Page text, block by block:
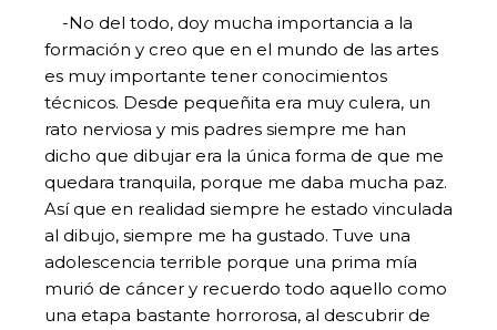
-No del todo, doy mucha importancia a la
formación y creo que en el mundo de las artes
es muy importante tener conocimientos
técnicos. Desde pequeñita era muy culera, un
rato nerviosa y mis padres siempre me han
dicho que dibujar era la única forma de que me
quedara tranquila, porque me daba mucha paz.
Así que en realidad siempre he estado vinculada
al dibujo, siempre me ha gustado. Tuve una
adolescencia terrible porque una prima mía
murió de cáncer y recuerdo todo aquello como
una etapa bastante horrorosa, al descubrir de